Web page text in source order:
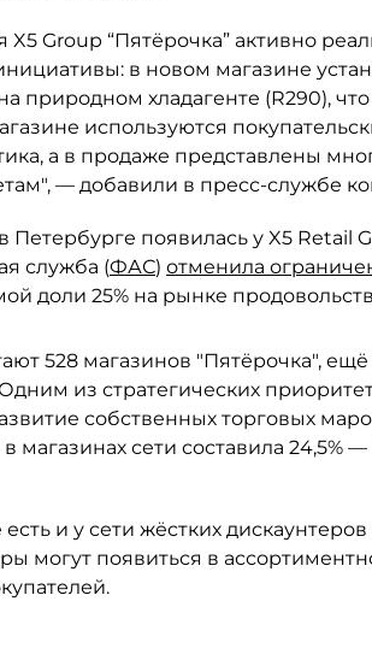
Group “Пятёрочка” активно
в новом магазине
природном хладагенте (R290), что
используются
а в продаже представлены
— добавили в пресс-службе
появилась у X5 Retail
служба (ФАС) отменила
доли 25% на рынке
528 магазинов "Пятёрочка",
из стратегических
собственных торговых
магазинах сети составила 24,5% —
и у сети жёстких дискаунтеров
могут появиться в